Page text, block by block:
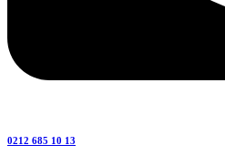
0212 685 10 13